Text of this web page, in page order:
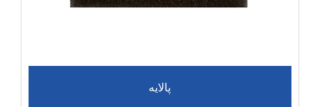
پالایه